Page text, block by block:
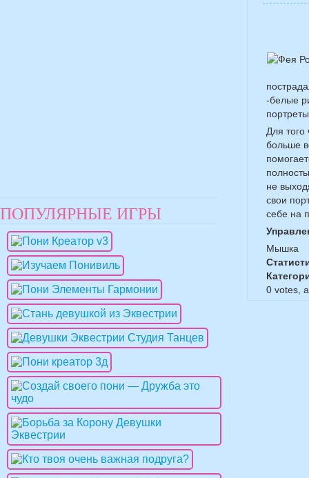
-белые
Для
больше
не
свои
себе на
Мышка
0 votes,
ПОПУЛЯРНЫЕ ИГРЫ